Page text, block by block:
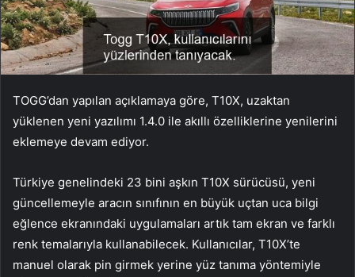
TOGG’dan yapılan açıklamaya göre, T10X, uzaktan
yüklenen yeni yazılımı 1.4.0 ile akıllı özelliklerine yenilerini
eklemeye devam ediyor.
Türkiye genelindeki 23 bini aşkın T10X sürücüsü, yeni
güncellemeyle aracın sınıfının en büyük uçtan uca bilgi
eğlence ekranındaki uygulamaları artık tam ekran ve farklı
renk temalarıyla kullanabilecek. Kullanıcılar, T10X’te
manuel olarak pin girmek yerine yüz tanıma yöntemiyle